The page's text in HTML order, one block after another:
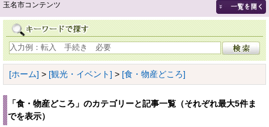
玉名市コンテンツ
[ホーム] > [観光・イベント] > [食・物産どころ]
「食・物産どころ」のカテゴリーと記事一覧（それぞれ最大5件ま
でを表示）